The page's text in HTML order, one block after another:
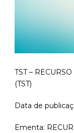
TST –
(TST)
Data de
Ementa: